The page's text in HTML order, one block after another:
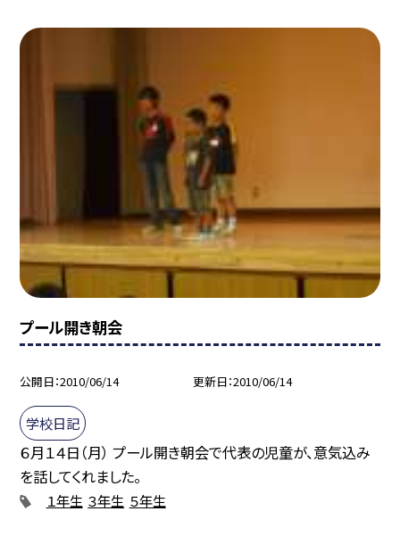
プール開き朝会
公開日 2010/06/14 更新日 2010/06/14
学校日記
６月１４日（月） プール開き朝会で代表の児童が、意気込み
を話してくれました。
１年生 ３年生 ５年生